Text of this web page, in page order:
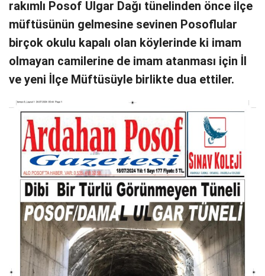
rakımlı Posof Ulgar Dağı tünelinden önce ilçe
müftüsünün gelmesine sevinen Posoflular
birçok okulu kapalı olan köylerinde ki imam
olmayan camilerine de imam atanması için İl
ve yeni İlçe Müftüsüyle birlikte dua ettiler.